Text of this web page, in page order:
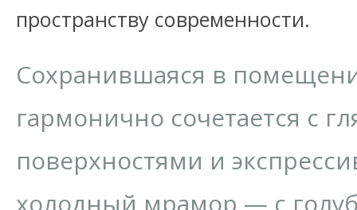
пространству современности.
Сохранившаяся в
гармонично сочетается с
поверхностями и
холодный мрамор — с